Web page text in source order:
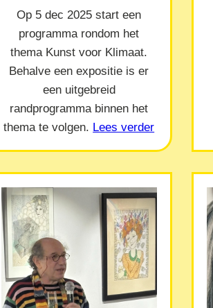
Op 5 dec 2025 start een
programma rondom het
thema Kunst voor Klimaat.
Behalve een expositie is er
een uitgebreid
randprogramma binnen het
thema te volgen. Lees verder